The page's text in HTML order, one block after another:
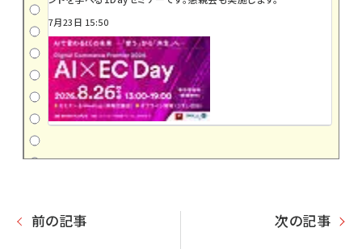
7月23日 15:50
前の記事 次の記事